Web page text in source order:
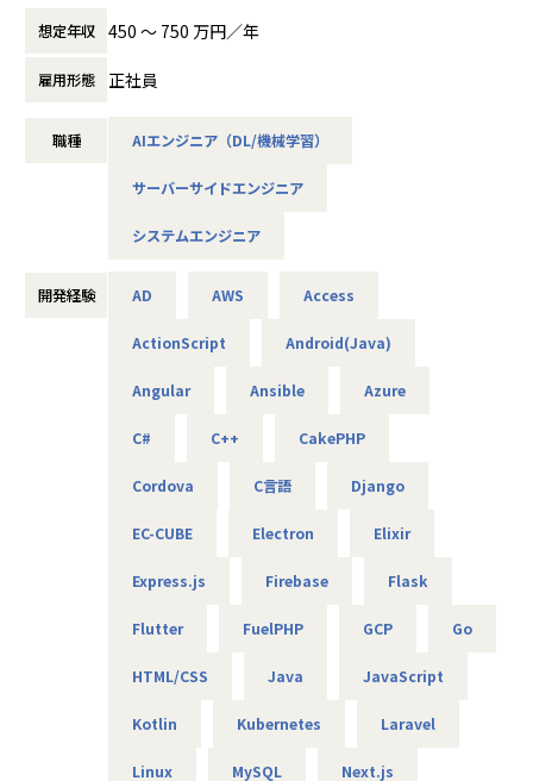
強固なインフラストラクチャを設計。
ALHは現在、ブランドリニューアルを実施し、「技術で変化
在へと進化しています。
ー単位で大きな裁量を持ち、
る仕組みになりました。
選考内でご意向を鑑み、適切な部署へと配属させていただき
■役割・ミッション
で全工程を主導します。
インフラストラクチャの全体構想を設計します。
化などにAI等の最新技術を取り入れ、実用的な価値を提供し
・個々の能力を可視化した「最適なチーム体制」を実現する
顧客・社員・会社の三者が成長できる環境を創出します。
える多様なビジネス課題に対し、AIを活用したシステム開発
を通じて事業価値の最大化に貢献しています。また外部クラ
イアントの案件も拡大中です。
現在、当部署は10名超の精鋭でAI/DX事業のシステム開発を
ーズは急速に拡大しており、さらなる事業拡大に向けて増員
AIやDXの知見は問わず、ご興味と意欲のある方にぜひ参画い
・大手企業、グループ会社に向けたAIソリューションの開発
・AWSやPythonを用いたAIアプリケーションの作成
・データ基盤の構築並びにデータ活用によるDX化の提案
・RAG機能を搭載した、(閉域接続可能な)生成AIの開発
・鉄道会社向け、AIを活用した需要予測とシステム開発
・WEB広告最適化に向けたデータ分析、PoC開発 など
当社は社長を含め、社員構成の9割以上がエンジニアです。
想定年収 450 〜 750 万円／年
雇用形態 正社員
職種 AIエンジニア（DL/機械学習）
サーバーサイドエンジニア
システムエンジニア
開発経験 AD AWS Access
ActionScript Android(Java)
Angular Ansible Azure
C# C++ CakePHP
Cordova C言語 Django
EC-CUBE Electron Elixir
Express.js Firebase Flask
Flutter FuelPHP GCP Go
HTML/CSS Java JavaScript
Kotlin Kubernetes Laravel
Linux MySQL Next.js